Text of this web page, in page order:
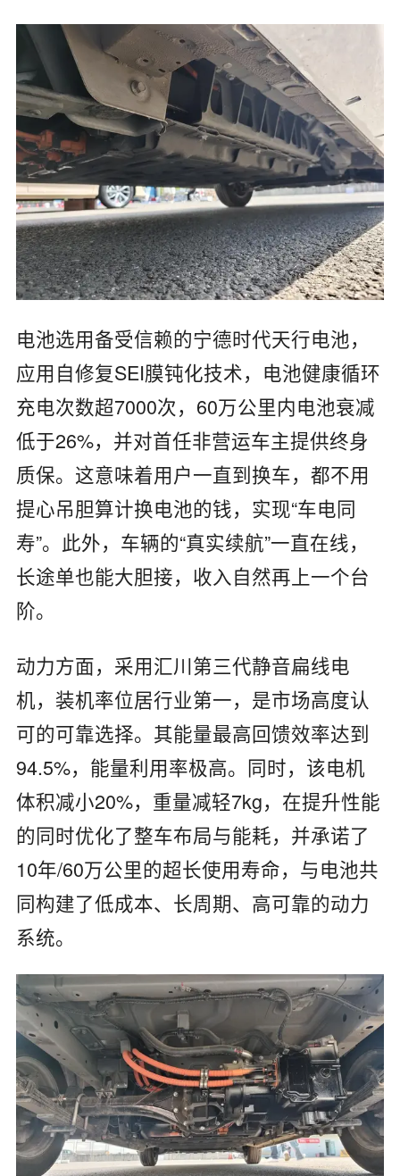
‌电池选用备受信赖的‌宁德时代天行电池‌，
应用‌自修复SEI膜钝化技术，电池健康循环
充电次数‌超7000次‌，60万公里内电池衰减
低于26%‌，并对首任非营运车主提供‌终身
质保‌。这意味着用户一直到换车，都不用
提心吊胆算计换电池的钱，实现“车电同
寿”。此外，车辆的“真实续航”一直在线，
长途单也能大胆接，收入自然再上一个台
阶。
‌动力方面‌，采用‌汇川第三代静音扁线电
机‌，装机率位居行业第一，是市场高度认
可的可靠选择。其‌能量最高回馈效率达到
94.5%‌，能量利用率极高。同时，该电机‌
体积减小20%，重量减轻7kg‌，在提升性能
的同时优化了整车布局与能耗，并承诺了‌
10年/60万公里的超长使用寿命‌，与电池共
同构建了低成本、长周期、高可靠的动力
系统。